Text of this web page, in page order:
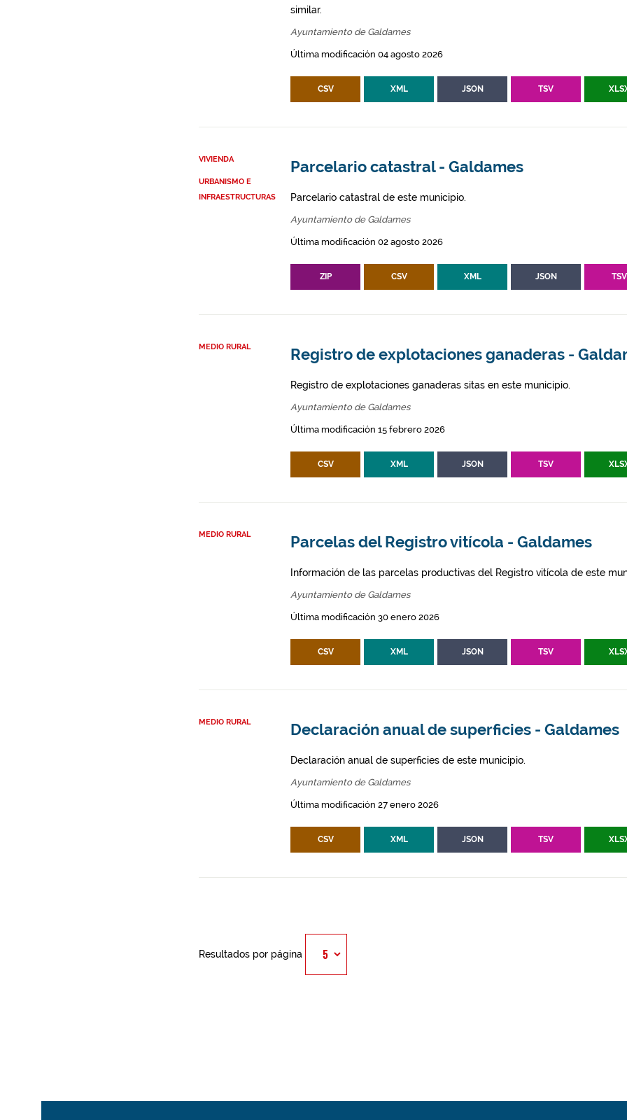
similar.
Ayuntamiento de Galdames
Última modificación 04 agosto 2026
CSV XML JSON TSV
VIVIENDA
URBANISMO E
INFRAESTRUCTURAS
Parcelario catastral - Galdames
Parcelario catastral de este municipio.
Ayuntamiento de Galdames
Última modificación 02 agosto 2026
ZIP CSV XML JSON TSV
MEDIO RURAL Registro de explotaciones ganaderas -
Registro de explotaciones ganaderas sitas en este municipio.
Ayuntamiento de Galdames
Última modificación 15 febrero 2026
CSV XML JSON TSV
MEDIO RURAL Parcelas del Registro vitícola - Galdames
Información de las parcelas productivas del Registro vitícola de este
Ayuntamiento de Galdames
Última modificación 30 enero 2026
CSV XML JSON TSV
MEDIO RURAL Declaración anual de superficies - Galdames
Declaración anual de superficies de este municipio.
Ayuntamiento de Galdames
Última modificación 27 enero 2026
CSV XML JSON TSV
Resultados por página